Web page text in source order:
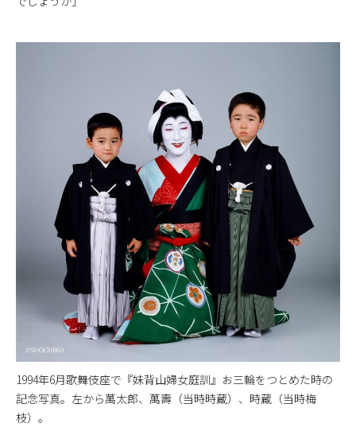
1994年6月歌舞伎座で『妹背山婦女庭訓』お三輪をつとめた時の
記念写真。左から萬太郎、萬壽（当時時蔵）、時蔵（当時梅
枝）。